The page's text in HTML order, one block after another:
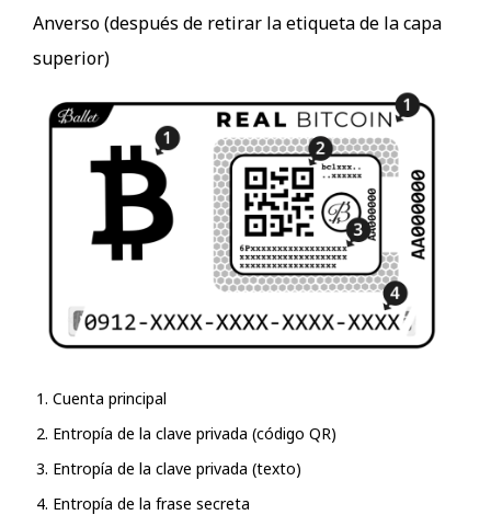
Anverso (después de retirar la etiqueta de la capa
superior)
Cuenta principal
Entropía de la clave privada (código QR)
Entropía de la clave privada (texto)
Entropía de la frase secreta